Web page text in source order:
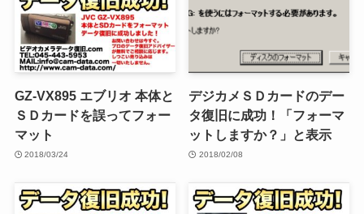
GZ-VX895 エブリオ 本体と
ＳＤカードを誤ってフォー
マット
2018/03/24
デジカメＳＤカードのデー
タ復旧に成功！「フォーマ
ットしますか？」と表示
2018/02/08